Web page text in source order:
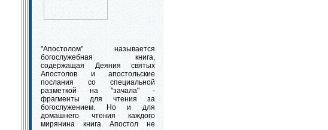
"Апостолом" называется
богослужебная книга,
содержащая Деяния святых
Апостолов и апостольские
послания со специальной
разметкой на "зачала" -
фрагменты для чтения за
богослужением. Но и для
домашнего чтения каждого
мирянина книга Апостол не